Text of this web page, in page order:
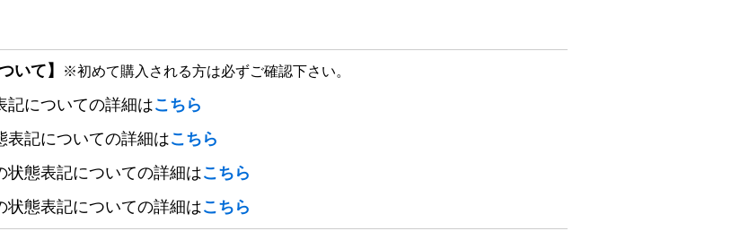
いて】 ※初めて購入される方は必ずご確認下さい。
記についての詳細はこちら
表記についての詳細はこちら
状態表記についての詳細はこちら
状態表記についての詳細はこちら